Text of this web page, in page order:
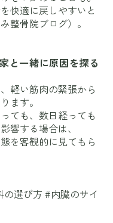
快適に戻しやすいと
整骨院ブログ）。
と一緒に原因を探る
軽い筋肉の緊張から
ます。
ても、数日経っても
響する場合は、
を客観的に見てもら
選び方 #内臓のサイ